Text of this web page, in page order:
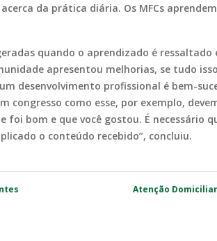
da prática diária. Os MFCs
quando o aprendizado é
apresentou melhorias, se tudo
desenvolvimento profissional é bem-
congresso como esse, por exemplo,
bom e que você gostou. É necessário
o conteúdo recebido”, concluiu.
Atenção Domiciliar